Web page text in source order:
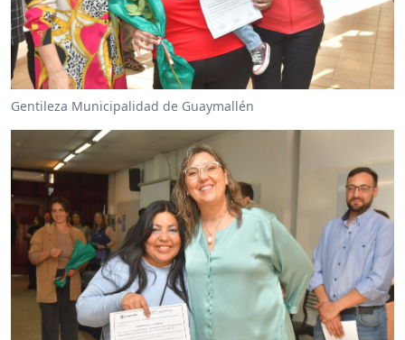
Gentileza Municipalidad de Guaymallén